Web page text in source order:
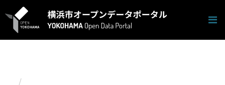
キ